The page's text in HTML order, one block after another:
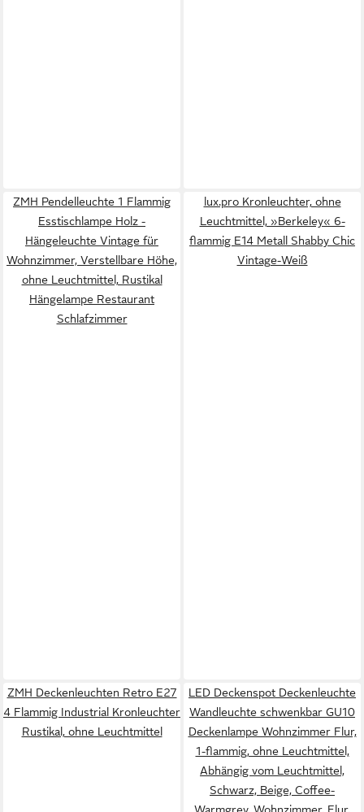
ZMH Pendelleuchte 1 Flammig
Esstischlampe Holz -
Hängeleuchte Vintage für
Wohnzimmer, ‎Verstellbare Höhe,
ohne Leuchtmittel, Rustikal
Hängelampe Restaurant
Schlafzimmer
lux.pro Kronleuchter, ohne
Leuchtmittel, »Berkeley« 6-
flammig E14 Metall Shabby Chic
Vintage-Weiß
ZMH Deckenleuchten Retro E27
4 Flammig Industrial Kronleuchter
Rustikal, ohne Leuchtmittel
LED Deckenspot Deckenleuchte
Wandleuchte schwenkbar GU10
Deckenlampe Wohnzimmer Flur,
1-flammig, ohne Leuchtmittel,
Abhängig vom Leuchtmittel,
Schwarz, Beige, Coffee-